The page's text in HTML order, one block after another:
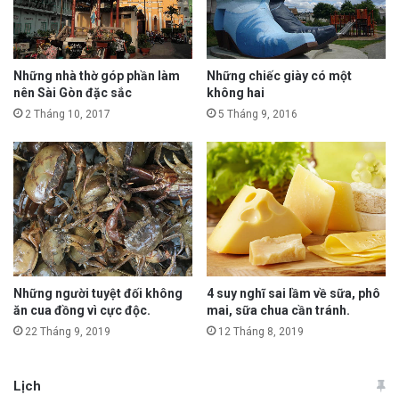
Những nhà thờ góp phần làm
nên Sài Gòn đặc sắc
2 Tháng 10, 2017
Những chiếc giày có một
không hai
5 Tháng 9, 2016
Những người tuyệt đối không
ăn cua đồng vì cực độc.
22 Tháng 9, 2019
4 suy nghĩ sai lầm về sữa, phô
mai, sữa chua cần tránh.
12 Tháng 8, 2019
Lịch